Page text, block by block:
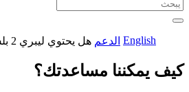
English الدعم هل يحتوي ليبري 2 بلس على تنبيهات تنبؤية؟
كيف يمكننا مساعدتك؟